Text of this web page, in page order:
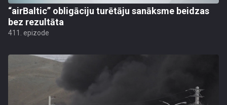
“airBaltic” obligāciju turētāju sanāksme beidzas
bez rezultāta
411. epizode